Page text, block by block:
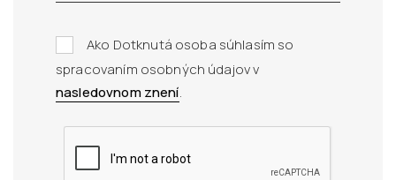
Ako Dotknutá osoba súhlasím so
spracovaním osobných údajov v
nasledovnom znení.